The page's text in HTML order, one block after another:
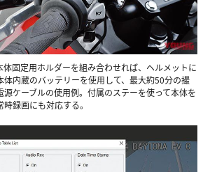
固定用ホルダーを組み合わせれば、ヘルメットに
内蔵のバッテリーを使用して、最大約50分の撮
ケーブルの使用例。付属のステーを使って本体を
録画にも対応する。